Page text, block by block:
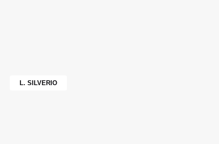
L. SILVERIO